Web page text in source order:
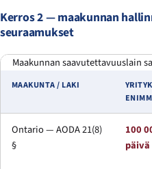
Kerros 2 — maakunnan
seuraamukset
Maakunnan saavutettavuuslain
MAAKUNTA / LAKI
Ontario — AODA 21(8)
§
100
päivä